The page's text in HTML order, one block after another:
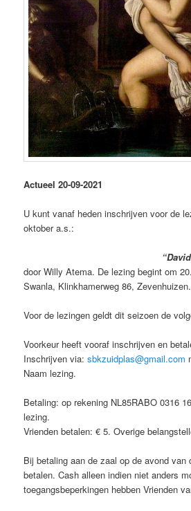
Actueel 20-09-2021
U kunt vanaf heden inschrijven voor de
oktober a.s.:
“David
door Willy Atema. De lezing begint om
Swanla, Klinkhamerweg 86,
Voor de lezingen geldt dit seizoen de
Voorkeur heeft vooraf inschrijven en
Inschrijven via:sbkzuidplas@gmail.com
Naam lezing.
Betaling: op rekening NL85RABO 0316
lezing.
Vrienden betalen: € 5. Overige
Bij betaling aan de zaal op de avond
betalen. Cash alleen indien niet anders
toegangsbeperkingen hebben Vrienden